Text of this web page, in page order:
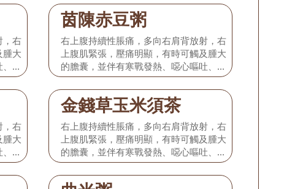
當
紅，苔微黃，脈弦細或弦緊。 本型相當
於發病初期的膽絞痛或單純性急性膽囊
炎。
，右
腫大
口
疸，
於
應
如
茵陳赤豆粥
右上腹持續性脹痛，多向右肩背放射，右
上腹肌緊張，壓痛明顯，有時可觸及腫大
的膽囊，並伴有寒戰發熱、噁心嘔吐、口
渴尿赤、大便秘結，部分患者出現黃疸，
舌紅苔黃膩，脈弦滑而數。 本型相當於
化膿性、壞疽性膽囊炎，急性發作時，應
及時前往醫院積極就治，以防不測。 一
般在病情基本得到控制的情況下，配合如
下飲食療法。
，右
腫大
口
疸，
於
金錢草玉米須茶
右上腹持續性脹痛，多向右肩背放射，右
上腹肌緊張，壓痛明顯，有時可觸及腫大
的膽囊，並伴有寒戰發熱、噁心嘔吐、口
渴尿赤、大便秘結，部分患者出現黃疸，
舌紅苔黃膩，脈弦滑而數。 本型相當於